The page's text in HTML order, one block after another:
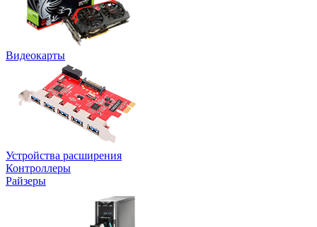
Видеокарты
Устройства расширения
Контроллеры
Райзеры